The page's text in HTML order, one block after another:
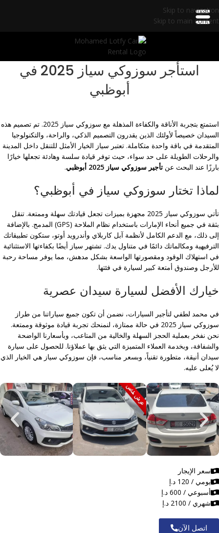
Skip to navigation
Skip to main content
استأجر سوزوكي سياز 2025 في
أبوظبي
استمتع بتجربة الأناقة والكفاءة المذهلة مع سوزوكي سياز 2025. تم تصميم هذه
السيدان خصيصاً لأولئك الذين يقدرون التصميم الذكي، والراحة، والتكنولوجيا
المتقدمة في باقة واحدة متكاملة. تعتبر سياز الخيار الأمثل للتنقل داخل المدينة
والرحلات الطويلة على حد سواء، حيث توفر قيادة سلسة وهادئة تجعلها خيارًا
بارزًا عند البحث عن تأجير سوزوكي سياز 2025 أبوظبي .
لماذا تختار سوزوكي سياز في أبوظبي؟
تأتي سوزوكي سياز 2025 مجهزة بميزات تجعل قيادتك سهلة وممتعة. تنقل
بثقة في جميع أنحاء الإمارات باستخدام نظام الملاحة (GPS) المدمج. بالإضافة
إلى ذلك، مع الدعم الكامل لأنظمة آبل كاربلاي وأندرويد أوتو، ستكون تطبيقاتك
الترفيهية ومكالماتك دائمًا في متناول يدك. تشتهر سياز أيضًا بكفاءتها الاستثنائية
في استهلاك الوقود ومقصورتها الواسعة بشكل مدهش، مما يوفر مساحة رحبة
للأرجل وصندوق أمتعة كبير لسيارة في فئتها.
خيارك الأفضل لسيارة سيدان عصرية
في محمد لطفي لتأجير السيارات، نضمن أن تكون جميع سياراتنا من طراز
سوزوكي سياز 2025 في حالة ممتازة، لنمنحك تجربة قيادة موثوقة وممتعة.
نحن نفخر بعملية الحجز السهلة والخالية من المتاعب، وبأسعارنا الواضحة
والشفافة، وبخدمة العملاء المتميزة التي يثق بها عملاؤنا. للحصول على سيارة
سيدان أنيقة، متطورة تقنياً، وبسعر مناسب، فإن سوزوكي سياز هي الخيار الذي
لا يُعلى عليه.
سعر الإيجار
يومي / 120 د.إ
أسبوعي / 600 د.إ
شهري / 2100 د.إ
اتصل الآن